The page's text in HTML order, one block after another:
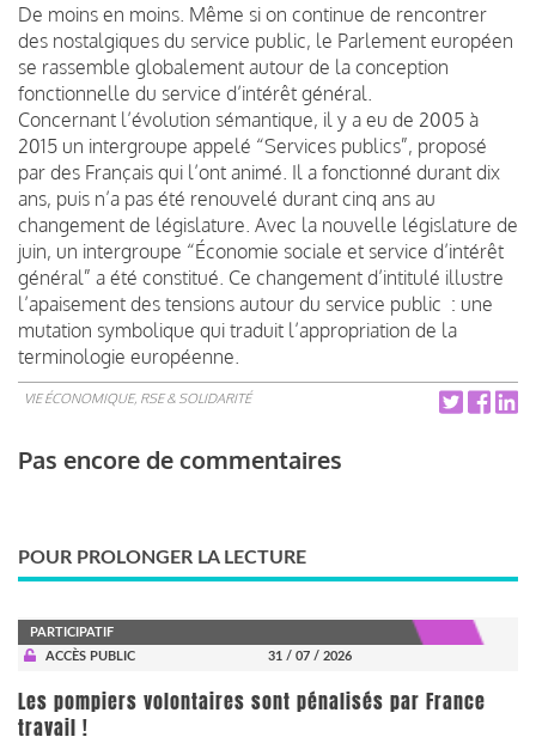
De moins en moins. Même si on continue de rencontrer
des nostalgiques du service public, le Parlement européen
se rassemble globalement autour de la conception
fonctionnelle du service d’intérêt général.
Concernant l’évolution sémantique, il y a eu de 2005 à
2015 un intergroupe appelé “Services publics”, proposé
par des Français qui l’ont animé. Il a fonctionné durant dix
ans, puis n’a pas été renouvelé durant cinq ans au
changement de législature. Avec la nouvelle législature de
juin, un intergroupe “Économie sociale et service d’intérêt
général” a été constitué. Ce changement d’intitulé illustre
l’apaisement des tensions autour du service public : une
mutation symbolique qui traduit l’appropriation de la
terminologie européenne.
VIE ÉCONOMIQUE, RSE & SOLIDARITÉ
Pas encore de commentaires
POUR PROLONGER LA LECTURE
PARTICIPATIF
ACCÈS PUBLIC
31 / 07 / 2026
Les pompiers volontaires sont pénalisés par France
travail !